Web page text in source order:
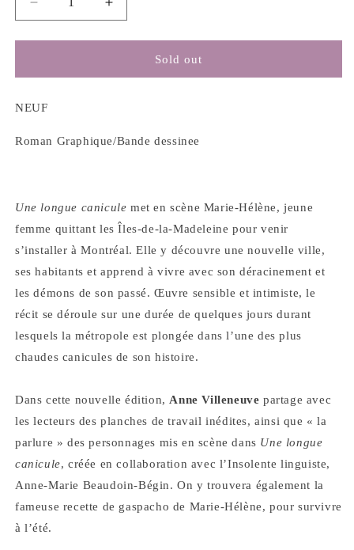
Decrease
quantity
for
longue
-
Villeneuve
Increase
quantity
for
longue
Villeneuve
Sold out
NEUF
Roman Graphique/Bande dessinee
Une longue canicule met en scène Marie-Hélène, jeune
femme quittant les Îles-de-la-Madeleine pour venir
s’installer à Montréal. Elle y découvre une nouvelle ville,
ses habitants et apprend à vivre avec son déracinement et
les démons de son passé. Œuvre sensible et intimiste, le
récit se déroule sur une durée de quelques jours durant
lesquels la métropole est plongée dans l’une des plus
chaudes canicules de son histoire.
Dans cette nouvelle édition, Anne Villeneuve partage avec
les lecteurs des planches de travail inédites, ainsi que « la
parlure » des personnages mis en scène dans Une longue
canicule, créée en collaboration avec l’Insolente linguiste,
Anne-Marie Beaudoin-Bégin. On y trouvera également la
fameuse recette de gaspacho de Marie-Hélène, pour survivre
à l’été.